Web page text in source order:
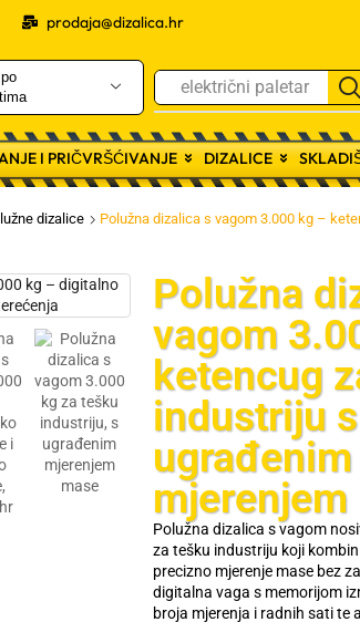
prodaja@dizalica.hr
trake za vezanje
I PRIČVRŠĆIVANJE DIZALICE
dizalice Polužna dizalica s vagom 3.000 kg –
Polužna
vagom
ketencug
industriju s
ugrađenim
mjerenjem
Polužna dizalica s vagom
za tešku industriju koji
precizno mjerenje mase bez
digitalna vaga s memorijom
broja mjerenja i radnih sati te